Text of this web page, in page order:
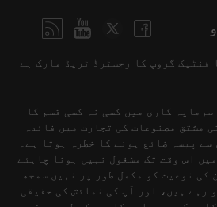
فنٹیک گروپ کا رجسٹرڈ ٹریڈ مارک ہے
سرمایہ کاری میں کسی نہ کسی قسم کا
مشتق مصنوعات کی تجارت میں فائدہ
پیسہ ضائع ہونے کا خطرہ ہوتا ہے۔
اس وقت تک مشغول نہیں ہونا چاہئے
کی نوعیت کو مکمل طور پر نہیں سمجھ
رہے ہیں، اور آپ کی نمائش کی حقیقی